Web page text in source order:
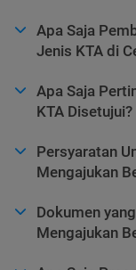
Apa Saja
Jenis KTA di
Apa Saja
KTA Disetujui?
Persyaratan
Mengajukan
Dokumen
Mengajukan